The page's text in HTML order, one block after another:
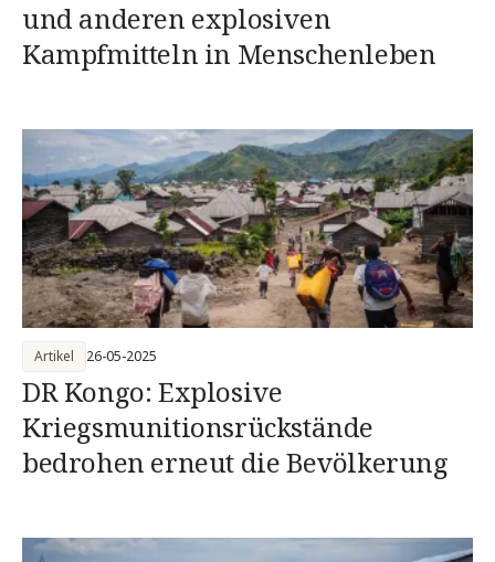
und anderen explosiven
Kampfmitteln in Menschenleben
DR Kongo: Explosive
Kriegsmunitionsrückstände
bedrohen erneut die Bevölkerung
Artikel 26-05-2025